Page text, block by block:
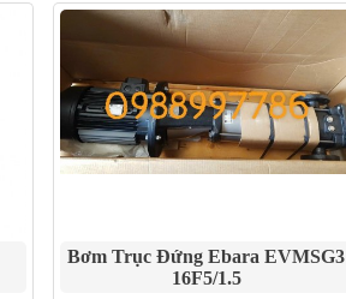
Bơm Trục Đứng Ebara EVMSG3
16F5/1.5